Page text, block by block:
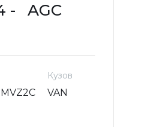
-
AGC
Кузов
VAN